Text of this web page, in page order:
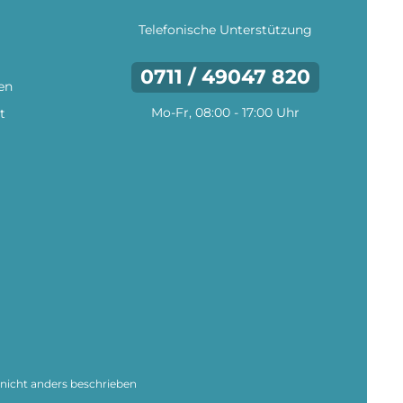
Telefonische Unterstützung
0711 / 49047 820
Mo-Fr, 08:00 - 17:00 Uhr
anders beschrieben